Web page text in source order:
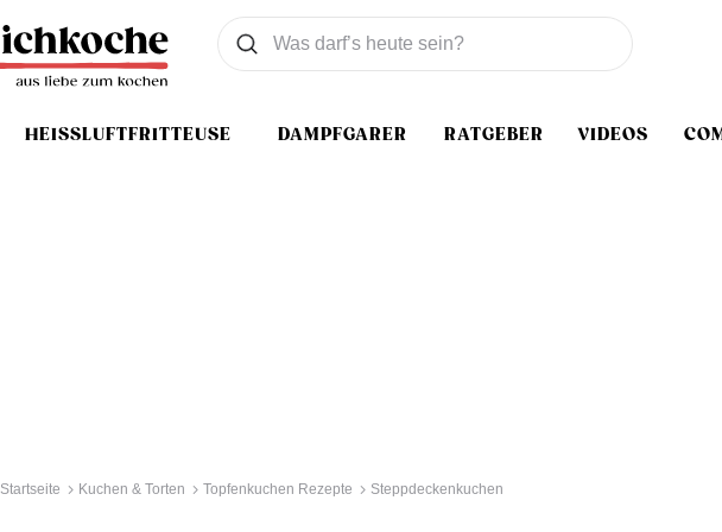
HEISSLUFTFRITTEUSE DAMPFGARER RATGEBER VIDEOS
Was wollen Sie suchen
Suchen
Startseite Kuchen & Torten Topfenkuchen Rezepte Steppdeckenkuchen